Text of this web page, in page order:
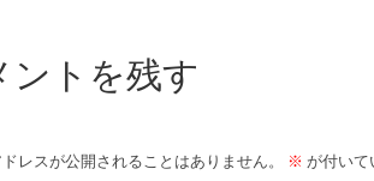
ントを残す
レスが公開されることはありません。 ※ が付いて